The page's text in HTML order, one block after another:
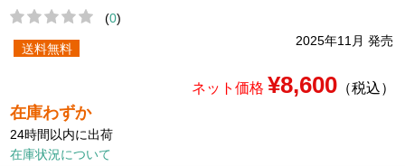
(0)
2025年11月 発売
送料無料
ネット価格 ¥8,600（税込）
在庫わずか
24時間以内に出荷
在庫状況について